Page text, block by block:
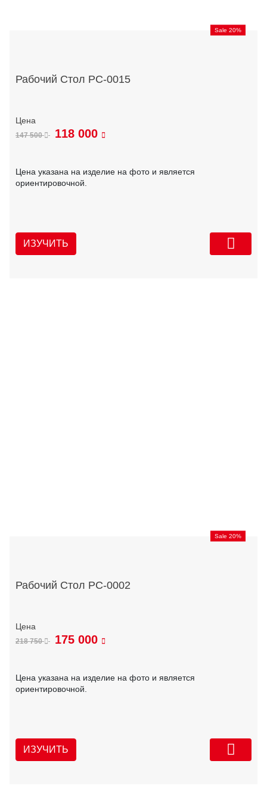
Sale 20%
Рабочий Стол РС-0015
147 500 118 000
Цена указана на изделие на фото и является
ориентировочной.
ИЗУЧИТЬ
Sale 20%
Рабочий Стол РС-0002
218 750 175 000
Цена указана на изделие на фото и является
ориентировочной.
ИЗУЧИТЬ